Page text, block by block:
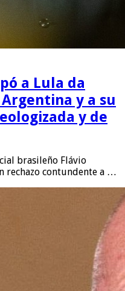
a Lula da
y a su
y de
brasileño Flávio
rechazo contundente a …